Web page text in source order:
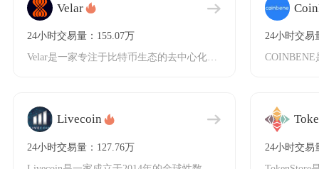
Velar
24小时交易量：155.07万
Livecoin
24小时交易量：127.76万
24小时交易
24小时交易